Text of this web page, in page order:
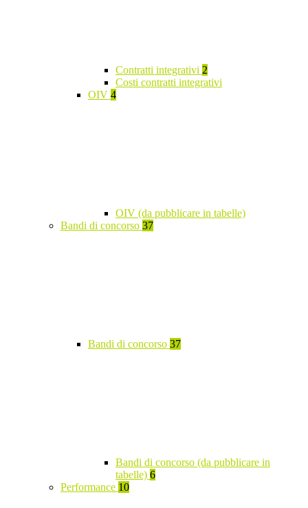
Contratti integrativi 2
Costi contratti integrativi
OIV 4
OIV (da pubblicare in tabelle)
Bandi di concorso 37
Bandi di concorso 37
Bandi di concorso (da pubblicare in
tabelle) 6
Performance 10